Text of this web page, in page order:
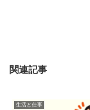
関連記事
生活と仕事